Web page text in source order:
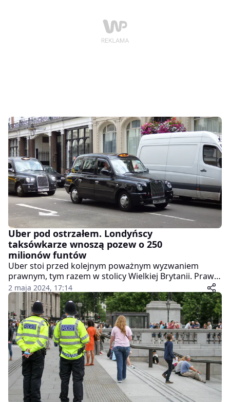
Uber pod ostrzałem. Londyńscy
taksówkarze wnoszą pozew o 250
milionów funtów
Uber stoi przed kolejnym poważnym wyzwaniem
prawnym, tym razem w stolicy Wielkiej Brytanii. Prawie
11 000 londyńskich kierowców czarnych taksówek
wniósło pozew zbiorowy przeciwko gigantowi
transportowemu, domagając się odszkodowania w
wysokości co najmniej 250 milionów funtów.
2 maja 2024, 17:14